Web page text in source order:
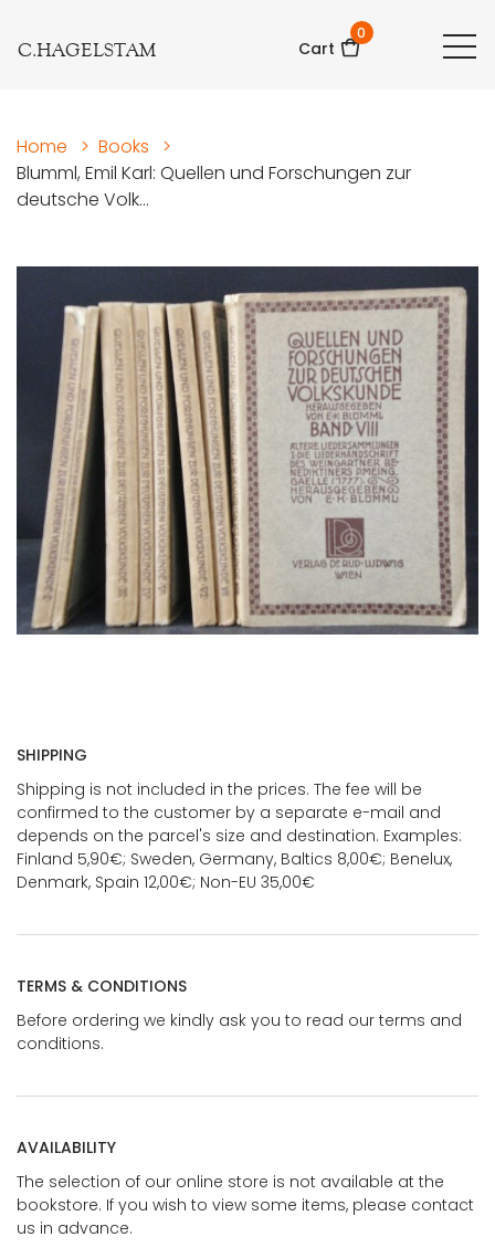
C.HAGELSTAM Cart
0
Home > Books
>
Blumml, Emil Karl: Quellen und Forschungen zur
deutsche Volk...
SHIPPING
Shipping is not included in the prices. The fee will be
confirmed to the customer by a separate e-mail and
depends on the parcel's size and destination. Examples:
Finland 5,90€; Sweden, Germany, Baltics 8,00€; Benelux,
Denmark, Spain 12,00€; Non-EU 35,00€
TERMS & CONDITIONS
Before ordering we kindly ask you to read our terms and
conditions.
AVAILABILITY
The selection of our online store is not available at the
bookstore. If you wish to view some items, please contact
us in advance.